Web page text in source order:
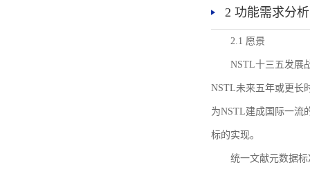
2 功能需求分析
2.1 愿景
NSTL十三五发展
NSTL未来五年或更长
为NSTL建成国际一流
标的实现。
统一文献元数据